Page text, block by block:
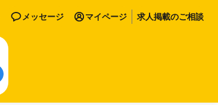
メッセージ マイページ 求人掲載のご相談